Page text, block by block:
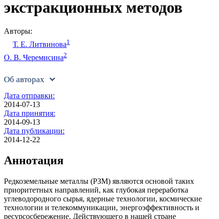
экстракционных методов
Авторы:
Т. Е. Литвинова1
О. В. Черемисина2
Об авторах
Дата отправки:
2014-07-13
Дата принятия:
2014-09-13
Дата публикации:
2014-12-22
Аннотация
Редкоземельные металлы (РЗМ) являются основой таких
приоритетных направлений, как глубокая переработка
углеводородного сырья, ядерные технологии, космические
технологии и телекоммуникации, энергоэффективность и
ресурсосбережение. Действующего в нашей стране